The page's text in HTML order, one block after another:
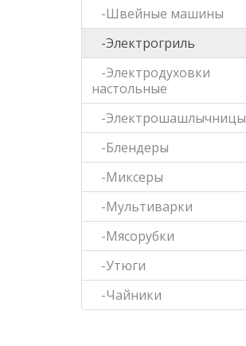
-Швейные машины
-Электрогриль
-Электродуховки
настольные
-Электрошашлычницы
-Блендеры
-Миксеры
-Мультиварки
-Мясорубки
-Утюги
-Чайники